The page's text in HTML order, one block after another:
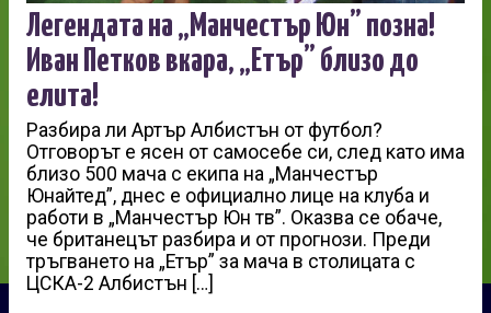
Легендата на „Манчестър Юн” позна!
Иван Петков вкара, „Етър” близо до
елита!
Разбира ли Артър Албистън от футбол?
Отговорът е ясен от самосебе си, след като има
близо 500 мача с екипа на „Манчестър
Юнайтед”, днес е официално лице на клуба и
работи в „Манчестър Юн тв”. Оказва се обаче,
че британецът разбира и от прогнози. Преди
тръгването на „Етър” за мача в столицата с
ЦСКА-2 Албистън […]